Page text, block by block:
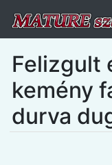
Felizgult
kemény
durva